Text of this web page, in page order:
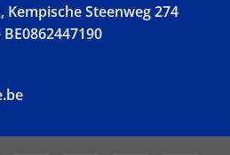
Steenweg 274